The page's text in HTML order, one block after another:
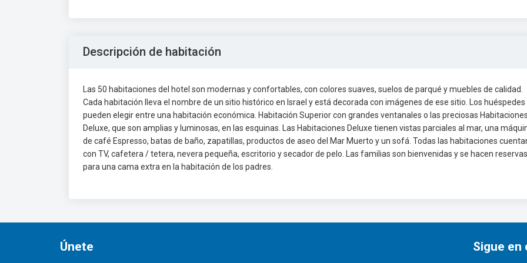
Descripción de habitación
Las 50 habitaciones del hotel son modernas y confortables, con colores suaves, suelos de parqué y muebles de calidad.
Cada habitación lleva el nombre de un sitio histórico en Israel y está decorada con imágenes de ese sitio. Los huéspedes
pueden elegir entre una habitación económica. Habitación Superior con grandes ventanales o las preciosas Habitaciones
Deluxe, que son amplias y luminosas, en las esquinas. Las Habitaciones Deluxe tienen vistas parciales al mar, una
de café Espresso, batas de baño, zapatillas, productos de aseo del Mar Muerto y un sofá. Todas las habitaciones
con TV, cafetera / tetera, nevera pequeña, escritorio y secador de pelo. Las familias son bienvenidas y se hacen reservas
para una cama extra en la habitación de los padres.
Únete Sigue